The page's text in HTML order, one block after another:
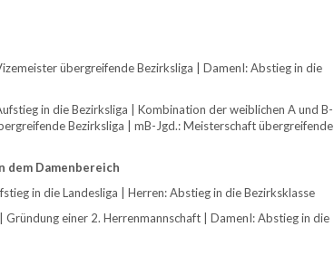
übergreifende Bezirksliga | DamenI: Abstieg in die
in die Bezirksliga | Kombination der weiblichen A und B-
Bezirksliga | mB-Jgd.: Meisterschaft übergreifende
Damenbereich
in die Landesliga | Herren: Abstieg in die Bezirksklasse
einer 2. Herrenmannschaft | DamenI: Abstieg in die